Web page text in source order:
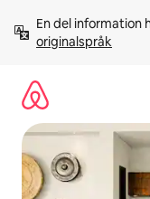
innehåll
En del information
originalspråk